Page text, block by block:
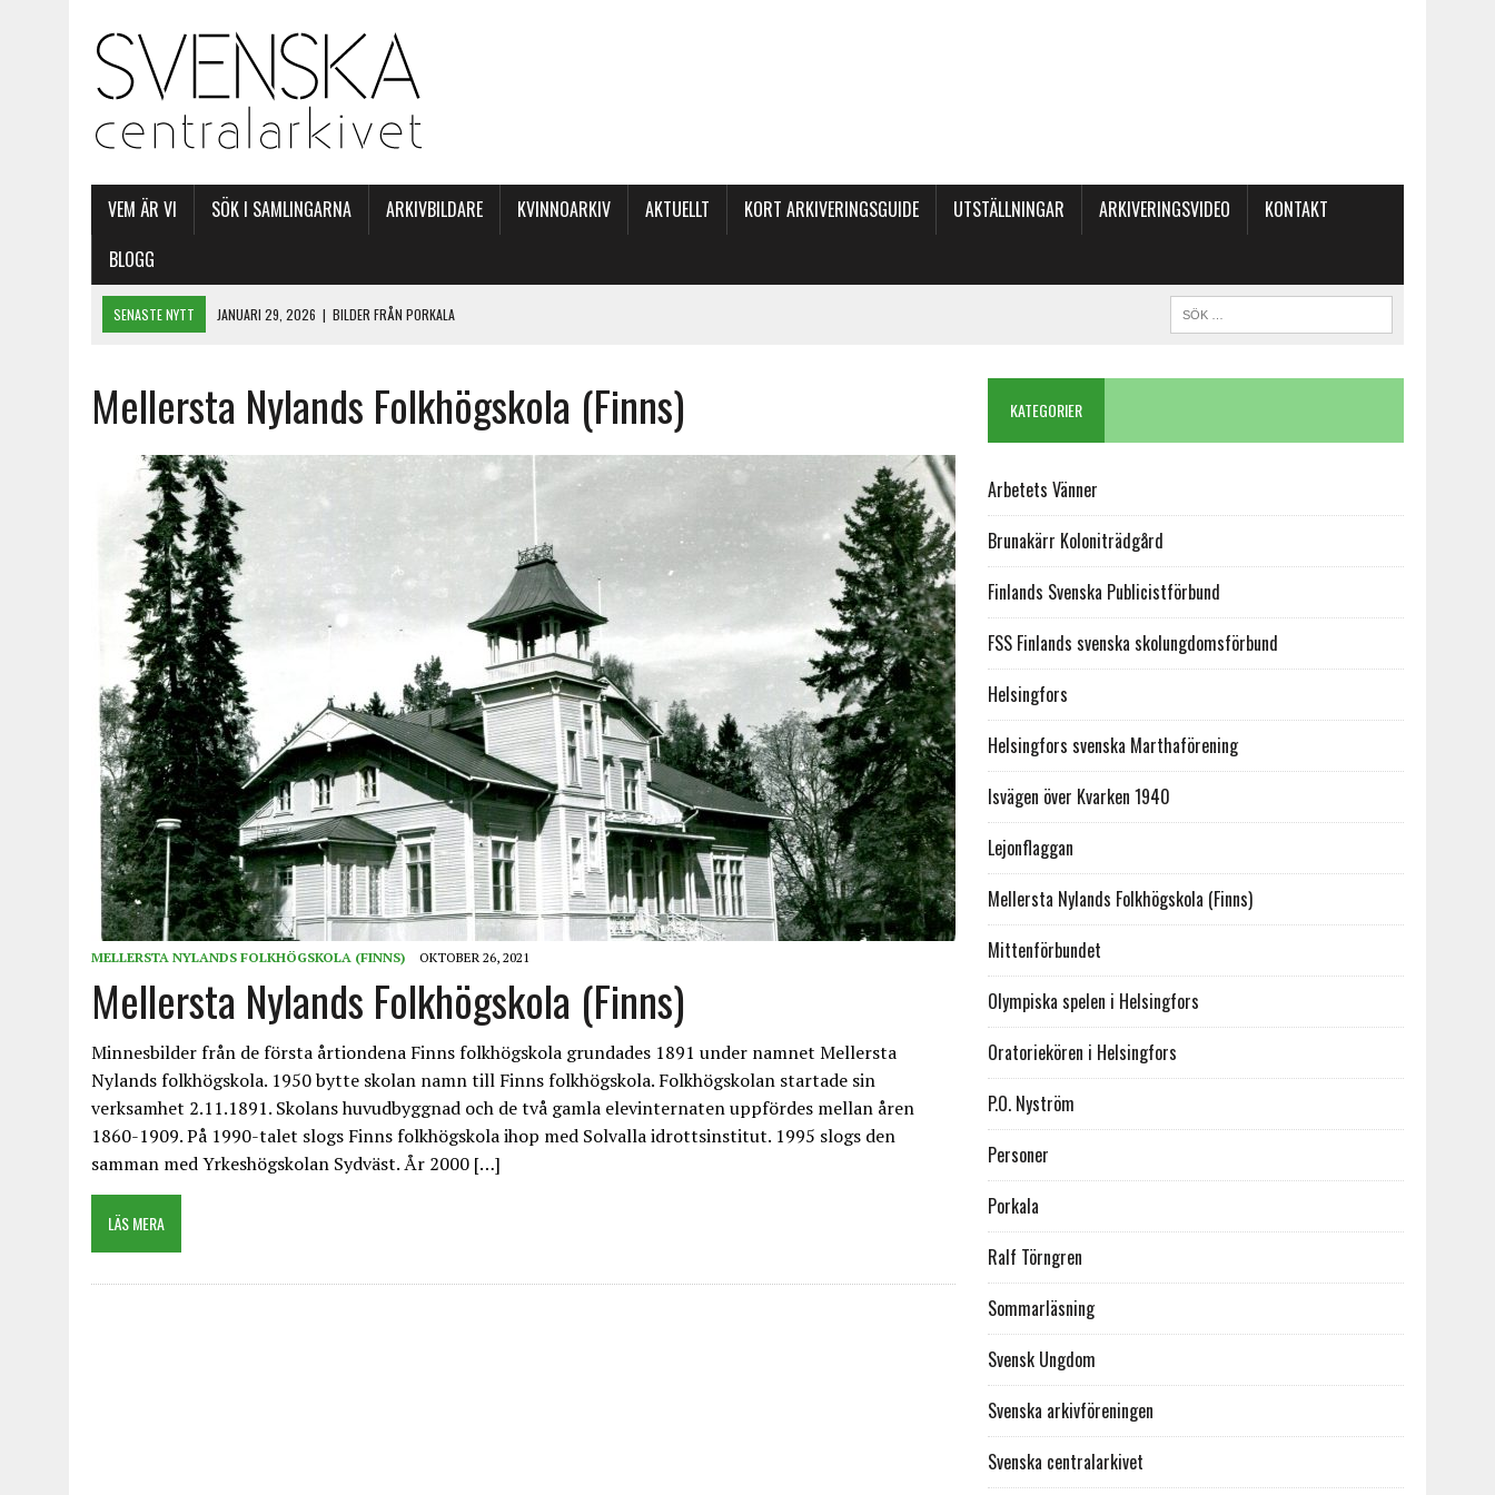
VEM ÄR VI SÖK I SAMLINGARNA ARKIVBILDARE KVINNOARKIV AKTUELLT KORT ARKIVERINGSGUIDE UTSTÄLLNINGAR ARKIVERINGSVIDEO
KONTAKT
BLOGG
SENASTE NYTT JANUARI 29, 2026 | BILDER FRÅN PORKALA
NOVEMBER 8, 2024
HJÄLP UNDER KRISTIDER
MAJ 3, 2024 | SFP:S EUROPAPARLAMENTSVALSAFFISCHER
JUNI 11, 2026 | SOMMARLÄSNING
Mellersta Nylands Folkhögskola (Finns)
MELLERSTA NYLANDS FOLKHÖGSKOLA (FINNS) OKTOBER 26, 2021
Mellersta Nylands Folkhögskola (Finns)
Minnesbilder från de första årtiondena Finns folkhögskola grundades 1891 under namnet Mellersta
Nylands folkhögskola. 1950 bytte skolan namn till Finns folkhögskola. Folkhögskolan startade sin
verksamhet 2.11.1891. Skolans huvudbyggnad och de två gamla elevinternaten uppfördes mellan åren
1860-1909. På 1990-talet slogs Finns folkhögskola ihop med Solvalla idrottsinstitut. 1995 slogs den
samman med Yrkeshögskolan Sydväst. År 2000 […]
LÄS MERA
KATEGORIER
Arbetets Vänner
Brunakärr Koloniträdgård
Finlands Svenska Publicistförbund
FSS Finlands svenska skolungdomsförbund
Helsingfors
Helsingfors svenska Marthaförening
Isvägen över Kvarken 1940
Lejonflaggan
Mellersta Nylands Folkhögskola (Finns)
Mittenförbundet
Olympiska spelen i Helsingfors
Oratoriekören i Helsingfors
P.O. Nyström
Personer
Porkala
Ralf Törngren
Sommarläsning
Svensk Ungdom
Svenska arkivföreningen
Svenska centralarkivet